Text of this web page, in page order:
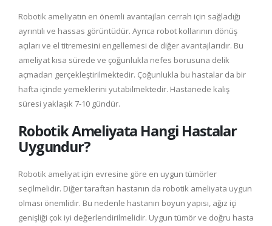
Robotik ameliyatın en önemli avantajları cerrah için sağladığı
ayrıntılı ve hassas görüntüdür. Ayrıca robot kollarının dönüş
açıları ve el titremesini engellemesi de diğer avantajlarıdır. Bu
ameliyat kısa sürede ve çoğunlukla nefes borusuna delik
açmadan gerçekleştirilmektedir. Çoğunlukla bu hastalar da bir
hafta içinde yemeklerini yutabilmektedir. Hastanede kalış
süresi yaklaşık 7-10 gündür.
Robotik Ameliyata Hangi Hastalar
Uygundur?
Robotik ameliyat için evresine göre en uygun tümörler
seçilmelidir. Diğer taraftan hastanın da robotik ameliyata uygun
olması önemlidir. Bu nedenle hastanın boyun yapısı, ağız içi
genişliği çok iyi değerlendirilmelidir. Uygun tümör ve doğru hasta